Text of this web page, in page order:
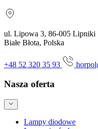
ul. Lipowa 3, 86-005 Lipniki
Białe Błota, Polska
+48 52 320 35 93
Nasza oferta
Lampy diodowe